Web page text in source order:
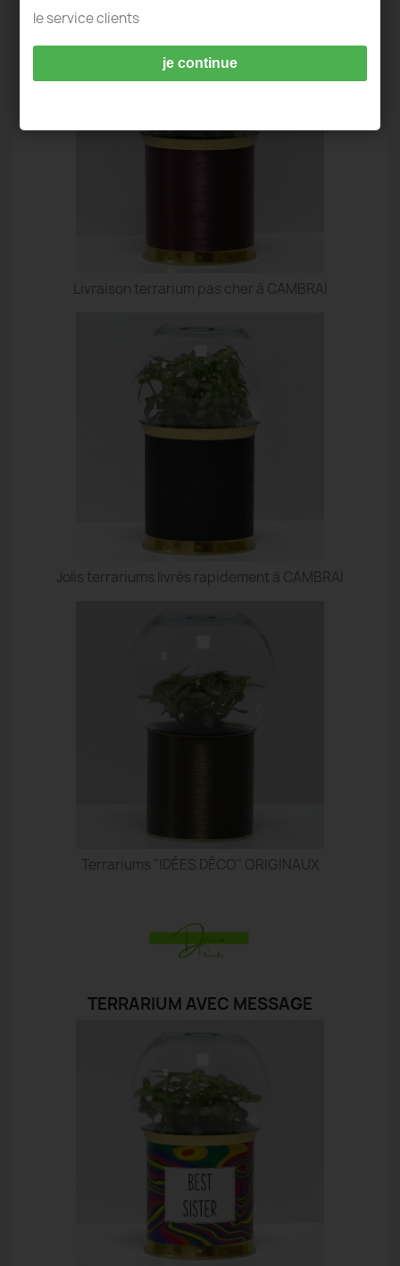
TERRARIUM IDÉES DECO - CAMBRAI
Livraison terrarium pas cher à CAMBRAI
Jolis terrariums livrés rapidement à CAMBRAI
Terrariums "IDÉES DÉCO" ORIGINAUX
TERRARIUM AVEC MESSAGE
le service clients
je continue